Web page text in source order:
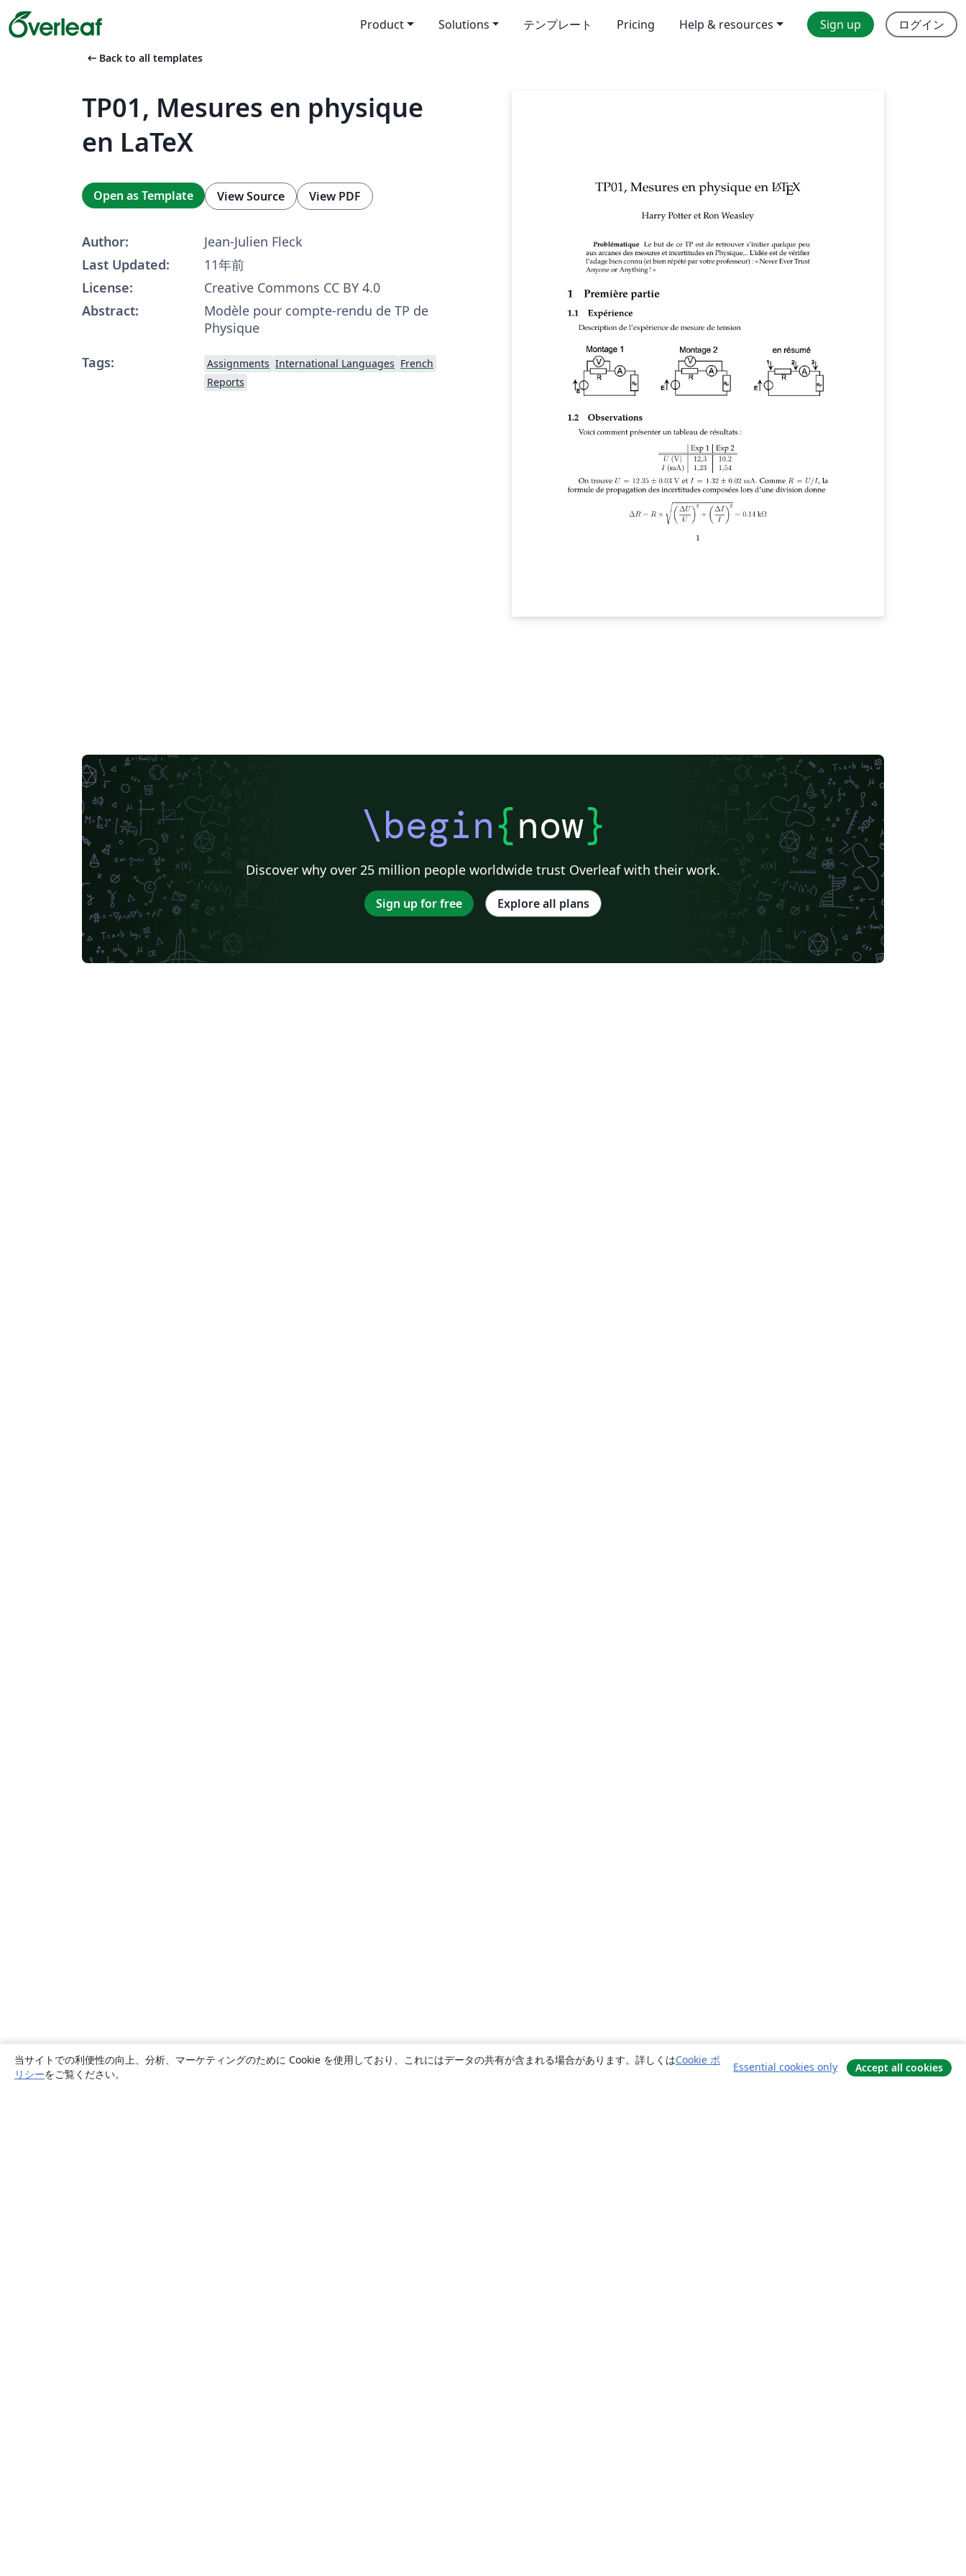
Product Solutions テンプレート Pricing Help & resources Sign up ログイン
arrow_left_alt Back to all templates
TP01, Mesures en physique
en LaTeX
Open as Template View Source View PDF
Author:
Jean-Julien Fleck
Last Updated:
11年前
License:
Creative Commons CC BY 4.0
Abstract:
Modèle pour compte-rendu de TP de
Physique
Tags:
Assignments International Languages French
Reports
\begin{now}
Discover why over 25 million people worldwide trust Overleaf with their work.
Sign up for free Explore all plans
当サイトでの利便性の向上、分析、マーケティングのために Cookie を使用しており、これにはデータの共有が含まれる場合があります。詳しくはCookie ポ
リシーをご覧ください。
Essential cookies only Accept all cookies